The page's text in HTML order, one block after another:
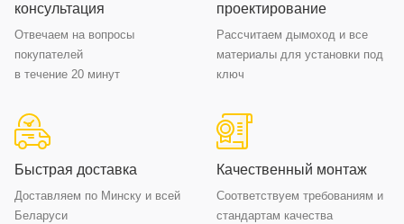
консультация
Отвечаем на вопросы
покупателей
в течение 20 минут
проектирование
Рассчитаем дымоход и все
материалы для установки под
ключ
Быстрая доставка
Доставляем по Минску и всей
Беларуси
Качественный монтаж
Соответствуем требованиям и
стандартам качества